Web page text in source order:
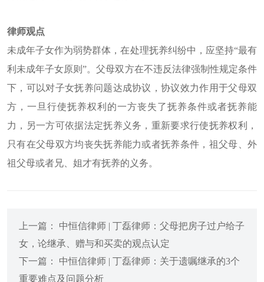
律师观点
未成年子女作为弱势群体，在处理抚养纠纷中，应坚持“最有
利未成年子女原则”。父母双方在不违反法律强制性规定条件
下，可以对子女抚养问题达成协议，协议效力作用于父母双
方，一旦行使抚养权利的一方丧失了抚养条件或者抚养能
力，另一方可依据法定抚养义务，重新要求行使抚养权利，
只有在父母双方均丧失抚养能力或者抚养条件，祖父母、外
祖父母或者兄、姐才有抚养的义务。
上一篇： 中恒信律师 | 丁磊律师：父母把房子过户给子
女，论继承、赠与和买卖的观点认定
下一篇： 中恒信律师 | 丁磊律师：关于遗嘱继承的3个
重要难点及问题分析